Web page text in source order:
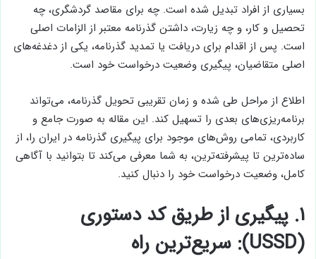
بسیاری از افراد تبدیل شده است. چه برای مقاصد گردشگری، چه
تحصیل و کار، و چه زیارت، داشتن گذرنامه معتبر از الزامات اصلی
است. پس از اقدام برای دریافت یا تمدید گذرنامه، یکی از دغدغه‌های
اصلی متقاضیان، پیگیری وضعیت درخواست خود است.
اطلاع از مراحل طی شده و زمان تقریبی تحویل گذرنامه، می‌تواند
برنامه‌ریزی‌های بعدی را تسهیل کند. این مقاله به صورت جامع و
کاربردی، تمامی روش‌های موجود برای پیگیری گذرنامه در ایران را، از
ساده‌ترین تا پیشرفته‌ترین، به شما معرفی می‌کند تا بتوانید با آگاهی
کامل، وضعیت درخواست خود را دنبال کنید.
۱. پیگیری از طریق کد دستوری
(USSD): سریع‌ترین راه